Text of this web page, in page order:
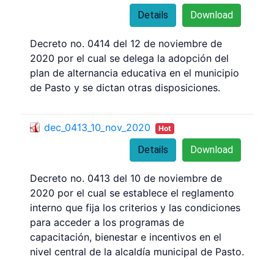
Download
Details
Decreto no. 0414 del 12 de noviembre de
2020 por el cual se delega la adopción del
plan de alternancia educativa en el municipio
de Pasto y se dictan otras disposiciones.
dec_0413_10_nov_2020 Hot
Download
Details
Decreto no. 0413 del 10 de noviembre de
2020 por el cual se establece el reglamento
interno que fija los criterios y las condiciones
para acceder a los programas de
capacitación, bienestar e incentivos en el
nivel central de la alcaldía municipal de Pasto.